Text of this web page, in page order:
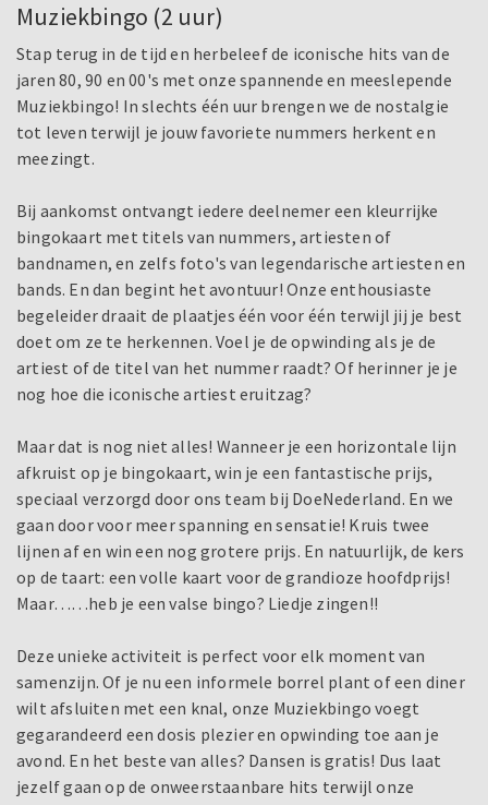
Muziekbingo (2 uur)
Stap terug in de tijd en herbeleef de iconische hits van de
jaren 80, 90 en 00's met onze spannende en meeslepende
Muziekbingo! In slechts één uur brengen we de nostalgie
tot leven terwijl je jouw favoriete nummers herkent en
meezingt.
Bij aankomst ontvangt iedere deelnemer een kleurrijke
bingokaart met titels van nummers, artiesten of
bandnamen, en zelfs foto's van legendarische artiesten en
bands. En dan begint het avontuur! Onze enthousiaste
begeleider draait de plaatjes één voor één terwijl jij je best
doet om ze te herkennen. Voel je de opwinding als je de
artiest of de titel van het nummer raadt? Of herinner je je
nog hoe die iconische artiest eruitzag?
Maar dat is nog niet alles! Wanneer je een horizontale lijn
afkruist op je bingokaart, win je een fantastische prijs,
speciaal verzorgd door ons team bij DoeNederland. En we
gaan door voor meer spanning en sensatie! Kruis twee
lijnen af en win een nog grotere prijs. En natuurlijk, de kers
op de taart: een volle kaart voor de grandioze hoofdprijs!
Maar……heb je een valse bingo? Liedje zingen!!
Deze unieke activiteit is perfect voor elk moment van
samenzijn. Of je nu een informele borrel plant of een diner
wilt afsluiten met een knal, onze Muziekbingo voegt
gegarandeerd een dosis plezier en opwinding toe aan je
avond. En het beste van alles? Dansen is gratis! Dus laat
jezelf gaan op de onweerstaanbare hits terwijl onze